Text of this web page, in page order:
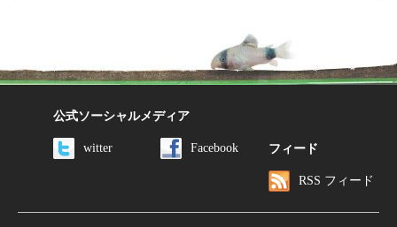
公式ソーシャルメディア
witter Facebook フィード
RSS フィード